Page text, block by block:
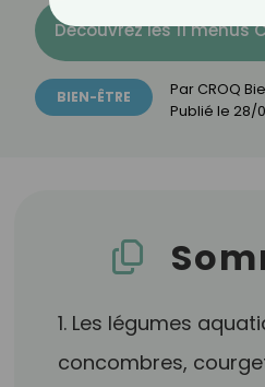
Découvrez les 11 menus
BIEN-ÊTRE Par CROQ
Publié le 28/
1. Les légumes
concombres,